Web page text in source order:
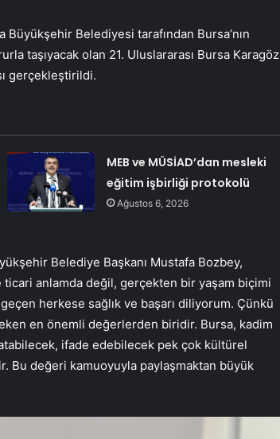
Büyükşehir Belediyesi tarafından Bursa’nın
taşıyacak olan 21. Uluslararası Bursa Karagöz
gerçekleştirildi.
MEB ve MÜSİAD’dan mesleki
eğitim işbirliği protokolü
Ağustos 6, 2026
Belediye Başkanı Mustafa Bozbey,
anlamda değil, gerçekten bir yaşam biçimi
herkese sağlık ve başarı diliyorum. Çünkü
en önemli değerlerden biridir. Bursa, kadim
ifade edebilecek pek çok kültürel
Bu değeri kamuoyuyla paylaşmaktan büyük